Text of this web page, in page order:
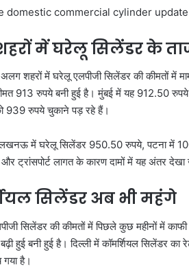
में घरेलू सिलेंडर के
शहरों में घरेलू एलपीजी सिलेंडर की कीमतों में
913 रुपये बनी हुई है। मुंबई में यह 912.50
939 रुपये चुकाने पड़ रहे हैं।
में घरेलू सिलेंडर 950.50 रुपये, पटना में
ट्रांसपोर्ट लागत के कारण दामों में यह अंतर देखा
सिलेंडर अब भी महंगे
सिलेंडर की कीमतों में पिछले कुछ महीनों में
हुई बनी हुई है। दिल्ली में कॉमर्शियल सिलेंडर
है।